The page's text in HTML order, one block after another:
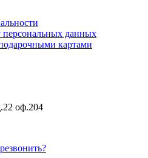
персональных данных
картами
оф.204